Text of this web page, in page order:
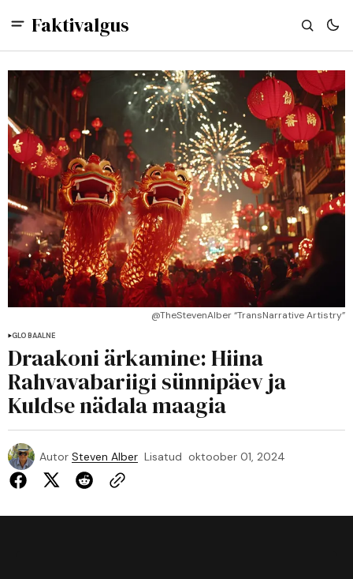
Faktivalgus
@TheStevenAlber “TransNarrative Artistry”
GLOBAALNE
Draakoni ärkamine: Hiina
Rahvavabariigi sünnipäev ja
Kuldse nädala maagia
Autor Steven Alber Lisatud oktoober 01, 2024